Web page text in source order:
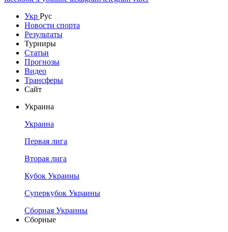
Укр Рус
Новости спорта
Результаты
Турниры
Статьи
Прогнозы
Видео
Трансферы
Сайт
Украина
Украина
Первая лига
Вторая лига
Кубок Украины
Суперкубок Украины
Сборная Украины
Сборные